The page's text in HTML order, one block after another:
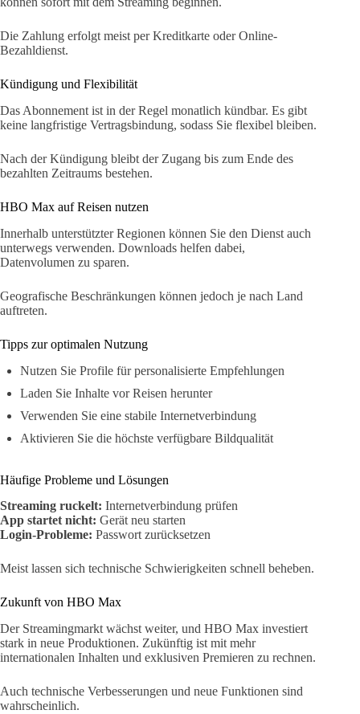
Die Zahlung erfolgt meist per Kreditkarte oder Online-
Bezahldienst.
Kündigung und Flexibilität
Das Abonnement ist in der Regel monatlich kündbar. Es gibt
keine langfristige Vertragsbindung, sodass Sie flexibel bleiben.
Nach der Kündigung bleibt der Zugang bis zum Ende des
bezahlten Zeitraums bestehen.
HBO Max auf Reisen nutzen
Innerhalb unterstützter Regionen können Sie den Dienst auch
unterwegs verwenden. Downloads helfen dabei,
Datenvolumen zu sparen.
Geografische Beschränkungen können jedoch je nach Land
auftreten.
Tipps zur optimalen Nutzung
Nutzen Sie Profile für personalisierte Empfehlungen
Laden Sie Inhalte vor Reisen herunter
Verwenden Sie eine stabile Internetverbindung
Aktivieren Sie die höchste verfügbare Bildqualität
Häufige Probleme und Lösungen
Streaming ruckelt: Internetverbindung prüfen
App startet nicht: Gerät neu starten
Login-Probleme: Passwort zurücksetzen
Meist lassen sich technische Schwierigkeiten schnell beheben.
Zukunft von HBO Max
Der Streamingmarkt wächst weiter, und HBO Max investiert
stark in neue Produktionen. Zukünftig ist mit mehr
internationalen Inhalten und exklusiven Premieren zu rechnen.
Auch technische Verbesserungen und neue Funktionen sind
wahrscheinlich.